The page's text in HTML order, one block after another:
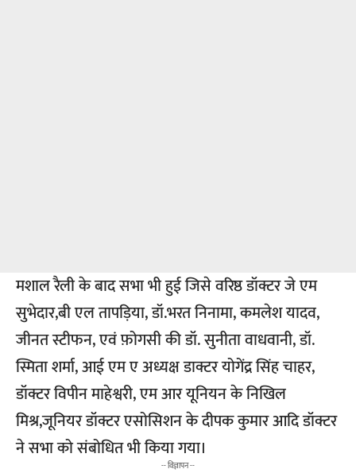
मशाल रैली के बाद सभा भी हुई जिसे वरिष्ठ डॉक्टर जे एम
सुभेदार,बी एल तापड़िया, डॉ.भरत निनामा, कमलेश यादव,
जीनत स्टीफन, एवं फ़ोगसी की डॉ. सुनीता वाधवानी, डॉ.
स्मिता शर्मा, आई एम ए अध्यक्ष डाक्टर योगेंद्र सिंह चाहर,
डॉक्टर विपीन माहेश्वरी, एम आर यूनियन के निखिल
मिश्र,जूनियर डॉक्टर एसोसिशन के दीपक कुमार आदि डॉक्टर
ने सभा को संबोधित भी किया गया।
-- विज्ञापन --